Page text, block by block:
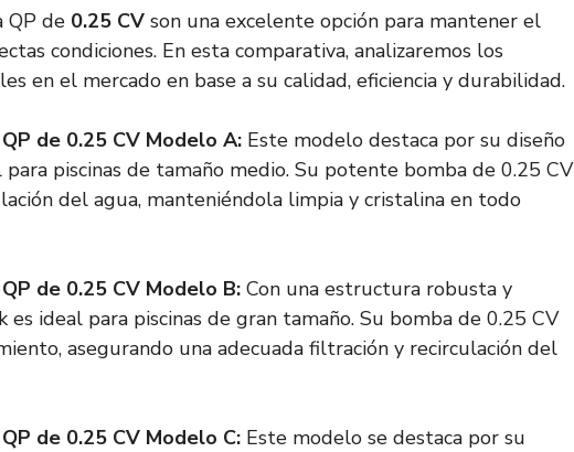
QP de 0.25 CV son una excelente opción para mantener el
condiciones. En esta comparativa, analizaremos los
en el mercado en base a su calidad, eficiencia y durabilidad.
de 0.25 CV Modelo A: Este modelo destaca por su diseño
piscinas de tamaño medio. Su potente bomba de 0.25 CV
del agua, manteniéndola limpia y cristalina en todo
de 0.25 CV Modelo B: Con una estructura robusta y
ideal para piscinas de gran tamaño. Su bomba de 0.25 CV
asegurando una adecuada filtración y recirculación del
de 0.25 CV Modelo C: Este modelo se destaca por su